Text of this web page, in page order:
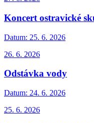
Koncert ostravické
Datum: 25. 6. 2026
26. 6. 2026
Odstávka vody
Datum: 24. 6. 2026
25. 6. 2026